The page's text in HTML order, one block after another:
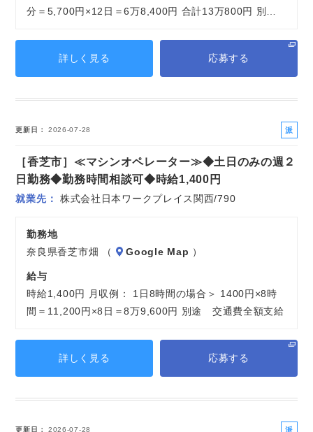
分＝5,700円×12日＝6万8,400円 合計13万800円 別…
詳しく見る 応募する
更新日 2026-07-28
派
社
［香芝市］≪マシンオペレーター≫◆土日のみの週２
日勤務◆勤務時間相談可◆時給1,400円
就業先 株式会社日本ワークプレイス関西/790
勤務地
奈良県香芝市畑 （
Google Map ）
給与
時給1,400円 月収例： 1日8時間の場合＞ 1400円×8時
間＝11,200円×8日＝8万9,600円 別途 交通費全額支給
詳しく見る 応募する
更新日 2026-07-28
派